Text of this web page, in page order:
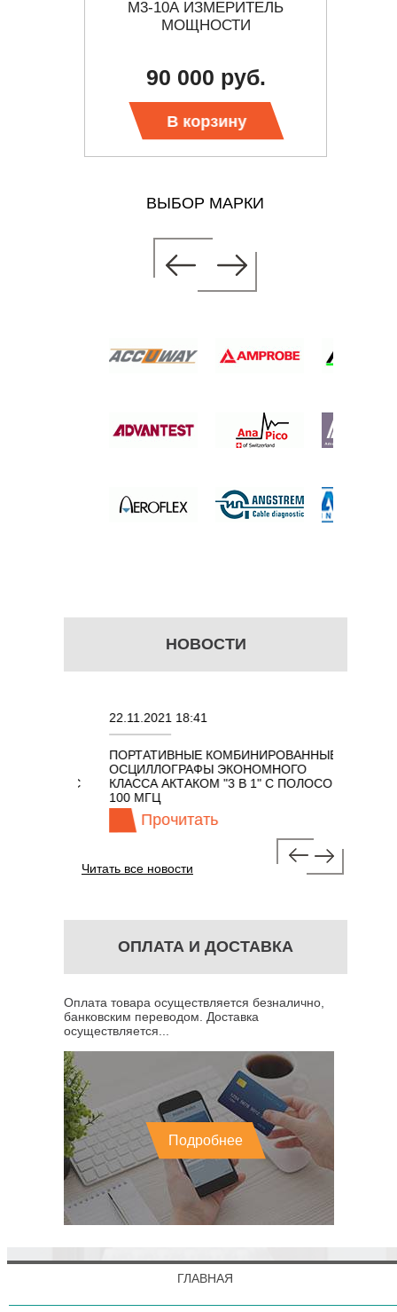
НОВОСТИ
22.11.2021 18:41
ПОРТАТИВНЫЕ КОМБИНИРОВАННЫЕ
ОСЦИЛЛОГРАФЫ ЭКОНОМНОГО
КЛАССА АКТАКОМ "3 В 1" С ПОЛОСОЙ
100 МГЦ
Прочитать
Читать все новости
ОПЛАТА И ДОСТАВКА
Оплата товара осуществляется безналично,
банковским переводом. Доставка
осуществляется...
Подробнее
М3-10А ИЗМЕРИТЕЛЬ
МОЩНОСТИ
90 000 руб.
В корзину
ВЫБОР МАРКИ
ГЛАВНАЯ